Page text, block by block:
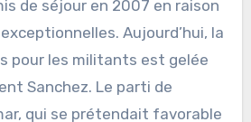
de séjour en 2007 en raison
Aujourd’hui, la
pour les militants est gelée
Sanchez. Le parti de
qui se prétendait favorable